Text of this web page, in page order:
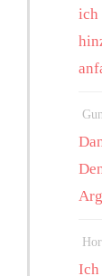
ich
Ich